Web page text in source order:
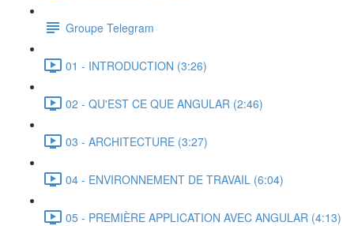
Groupe Telegram
01 - INTRODUCTION (3:26)
02 - QU'EST CE QUE ANGULAR (2:46)
03 - ARCHITECTURE (3:27)
04 - ENVIRONNEMENT DE TRAVAIL (6:04)
05 - PREMIÈRE APPLICATION AVEC ANGULAR (4:13)